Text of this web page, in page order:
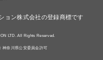
ョン株式会社の登録商標です
LTD. All Rights Reserved.
神奈川県公安委員会許可